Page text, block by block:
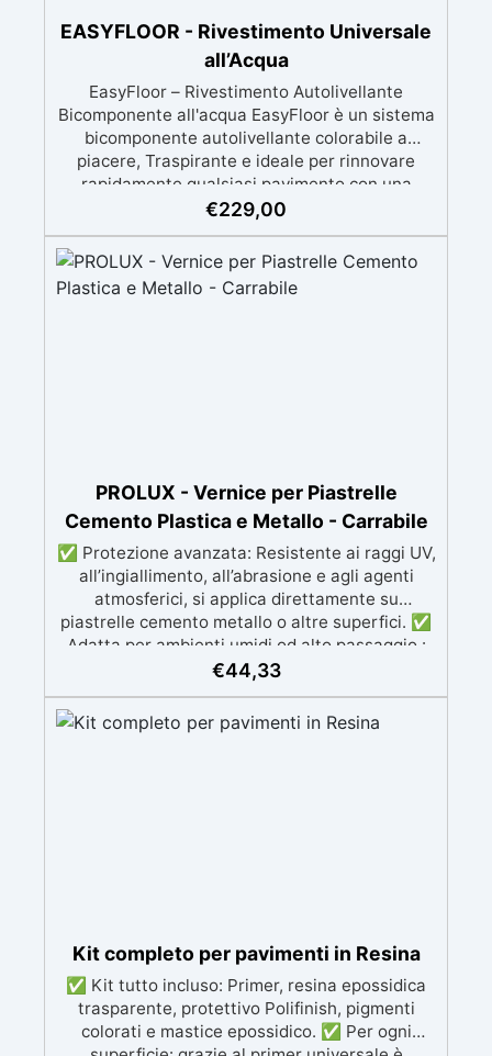
EASYFLOOR - Rivestimento Universale
all’Acqua
EasyFloor – Rivestimento Autolivellante
Bicomponente all'acqua EasyFloor è un sistema
bicomponente autolivellante colorabile a
piacere, Traspirante e ideale per rinnovare
rapidamente qualsiasi pavimento con una
finitura resistente, uniforme e personalizzabile.
su superfici difficili anche verticali. Riempie
crepe e irregolarità del pavimento.
Rinnovandolo con una sola passata. 🔹 Senza
giorno successivo
€229,00
PROLUX - Vernice per Piastrelle
Cemento Plastica e Metallo - Carrabile
✅ Protezione avanzata: Resistente ai raggi UV,
all’ingiallimento, all’abrasione e agli agenti
atmosferici, si applica direttamente su
piastrelle cemento metallo o altre superfici. ✅
Adatta per ambienti umidi od alto passaggio :
Formulazione Poliuretanica, ideale per ambienti
superiore alle resine epossidiche e vernici
classiche. ✅ Finitura versatile e
574/2014 - Marcatura CE secondo EN 1504-2 e
relativa Dichiarazione di Prestazione (DoP) ✅
Facile da Usare, miscela i 2 componenti (2 : 1)
comodamente predosati
€44,33
Kit completo per pavimenti in Resina
✅ Kit tutto incluso: Primer, resina epossidica
trasparente, protettivo Polifinish, pigmenti
colorati e mastice epossidico. ✅ Per ogni